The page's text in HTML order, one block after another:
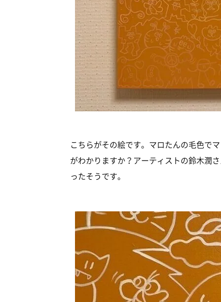
こちらがその絵です。マロたんの毛色で
がわかりますか？アーティストの鈴木潤
ったそうです。